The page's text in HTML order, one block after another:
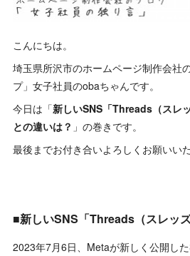
こんにちは。
埼玉県所沢市のホームページ制作会社
プ」女子社員のobaちゃんです。
今日は「新しいSNS「Threads（スレ
との違いは？ 」の巻きです。
最後までお付き合いよろしくお願いい
■新しいSNS「Threads（スレッ
2023年7月6日、Metaが新しく公開し